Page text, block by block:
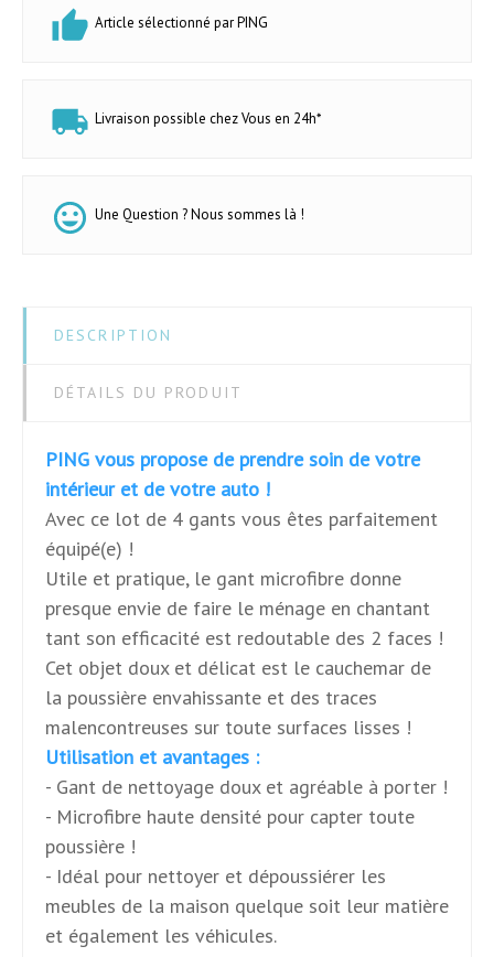
Article sélectionné par PING
Livraison possible chez Vous en 24h*
Une Question ? Nous sommes là !
DESCRIPTION
DÉTAILS DU PRODUIT
PING vous propose de prendre soin de votre
intérieur et de votre auto !
Avec ce lot de 4 gants vous êtes parfaitement
équipé(e) !
Utile et pratique, le gant microfibre donne
presque envie de faire le ménage en chantant
tant son efficacité est redoutable des 2 faces !
Cet objet doux et délicat est le cauchemar de
la poussière envahissante et des traces
malencontreuses sur toute surfaces lisses !
Utilisation et avantages :
- Gant de nettoyage doux et agréable à porter !
- Microfibre haute densité pour capter toute
poussière !
- Idéal pour nettoyer et dépoussiérer les
meubles de la maison quelque soit leur matière
et également les véhicules.